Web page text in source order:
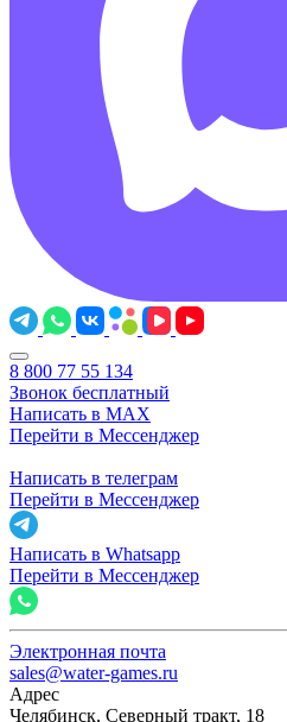
8 800 77 55 134
Звонок бесплатный
Написать в MAX
Перейти в Мессенджер
Написать в телеграм
Перейти в Мессенджер
Написать в Whatsapp
Перейти в Мессенджер
Электронная почта
sales@water-games.ru
Адрес
Челябинск, Северный тракт, 18